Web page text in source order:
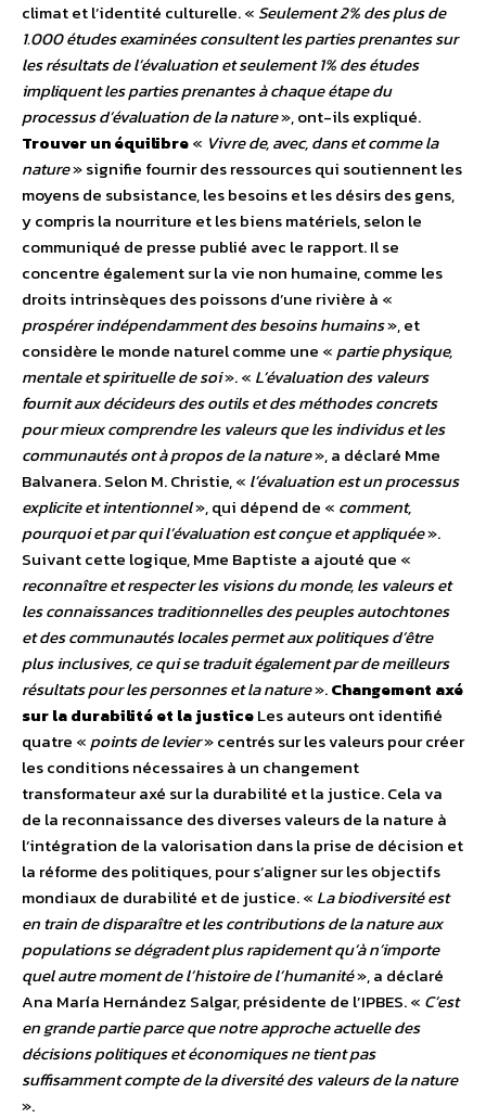
climat et l’identité culturelle. « Seulement 2% des plus de
1.000 études examinées consultent les parties prenantes sur
les résultats de l’évaluation et seulement 1% des études
impliquent les parties prenantes à chaque étape du
processus d’évaluation de la nature», ont-ils expliqué.
Trouver un équilibre« Vivre de, avec, dans et comme la
nature» signifie fournir des ressources qui soutiennent les
moyens de subsistance, les besoins et les désirs des gens,
y compris la nourriture et les biens matériels, selon le
communiqué de presse publié avec le rapport. Il se
concentre également sur la vie non humaine, comme les
droits intrinsèques des poissons d’une rivière à «
prospérer indépendamment des besoins humains», et
considère le monde naturel comme une «partie physique,
mentale et spirituelle de soi». « L’évaluation des valeurs
fournit aux décideurs des outils et des méthodes concrets
pour mieux comprendre les valeurs que les individus et les
communautés ont à propos de la nature», a déclaré Mme
Balvanera. Selon M. Christie, « l’évaluation est un processus
explicite et intentionnel», qui dépend de « comment,
pourquoi et par qui l’évaluation est conçue et appliquée».
Suivant cette logique, Mme Baptiste a ajouté que «
reconnaître et respecter les visions du monde, les valeurs et
les connaissances traditionnelles des peuples autochtones
et des communautés locales permet aux politiques d’être
plus inclusives, ce qui se traduit également par de meilleurs
résultats pour les personnes et la nature».Changement axé
sur la durabilité et la justiceLes auteurs ont identifié
quatre «points de levier» centrés sur les valeurs pour créer
les conditions nécessaires à un changement
transformateur axé sur la durabilité et la justice. Cela va
de la reconnaissance des diverses valeurs de la nature à
l’intégration de la valorisation dans la prise de décision et
la réforme des politiques, pour s’aligner sur les objectifs
mondiaux de durabilité et de justice. « La biodiversité est
en train de disparaître et les contributions de la nature aux
populations se dégradent plus rapidement qu’à n’importe
quel autre moment de l’histoire de l’humanité», a déclaré
Ana María Hernández Salgar, présidente de l’IPBES. « C’est
en grande partie parce que notre approche actuelle des
décisions politiques et économiques ne tient pas
suffisamment compte de la diversité des valeurs de la nature
».